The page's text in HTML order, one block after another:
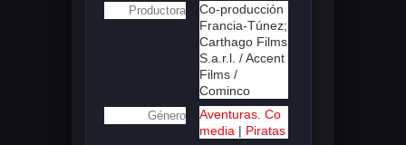
Productora
Co-producción
Francia-Túnez;
Carthago Films
S.a.r.l. / Accent
Films /
Cominco
Género Aventuras Co
media | Piratas